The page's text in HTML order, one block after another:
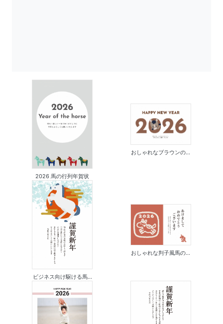
2026 馬の行列年賀状
おしゃれなブラウンの...
ビジネス向け駆ける馬...
おしゃれな判子風馬の...